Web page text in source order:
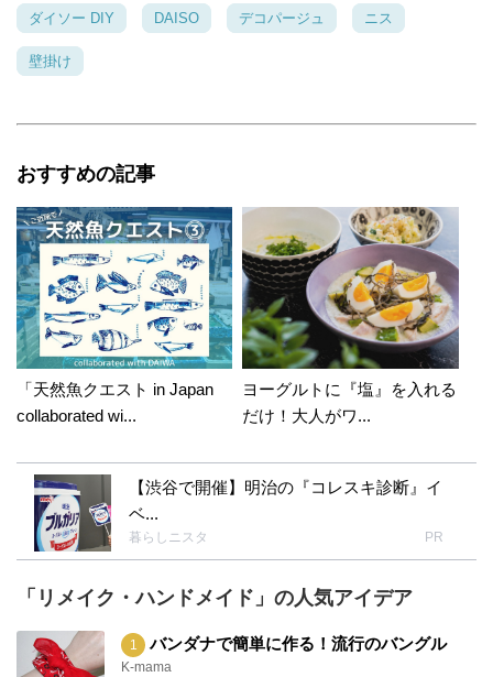
ダイソー DIY DAISO デコパージュ ニス
壁掛け
おすすめの記事
「天然魚クエスト in Japan
collaborated wi...
ヨーグルトに『塩』を入れる
だけ！大人がワ...
【渋谷で開催】明治の『コレスキ診断』イ
ベ...
暮らしニスタ PR
「リメイク・ハンドメイド」の人気アイデア
バンダナで簡単に作る！流行のバングル
K-mama